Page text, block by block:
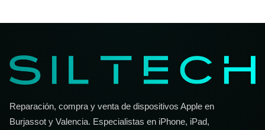
Reparación, compra y venta de dispositivos Apple en
Burjassot y Valencia. Especialistas en iPhone, iPad,